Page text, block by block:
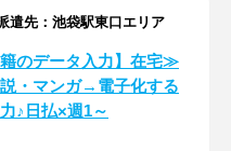
先：池袋駅東口エリア
籍のデータ入力】在宅≫
・マンガ→電子化する
♪日払×週1～